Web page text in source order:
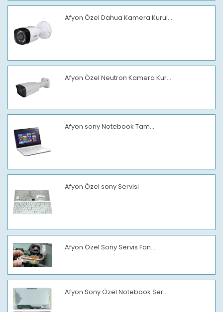
Afyon Özel Dahua Kamera Kurul...
Afyon Özel Neutron Kamera Kur...
Afyon sony Notebook Tam...
Afyon Özel sony Servisi
Afyon Özel Sony Servis Fan...
Afyon Sony Özel Notebook Ser...